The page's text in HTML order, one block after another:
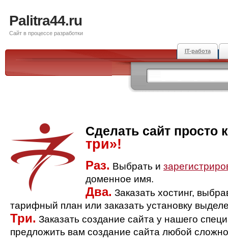
Palitra44.ru
Сайт в процессе разработки
IT-работа
Сделать сайт просто
три»!
Раз. Выбрать и
доменное имя.
Два. Заказать хостинг,
тарифный план или заказать установку
Три. Заказать создание сайта у нашего
предложить вам создание сайта любой